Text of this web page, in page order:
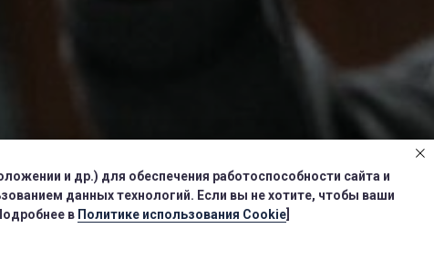
и др.) для обеспечения работоспособности сайта и
данных технологий. Если вы не хотите, чтобы ваши
в Политике использования Cookie]